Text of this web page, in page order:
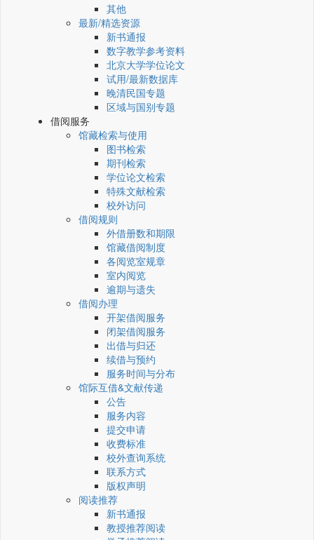
其他
最新/精选资源
新书通报
数字教学参考资料
北京大学学位论文
试用/最新数据库
晚清民国专题
区域与国别专题
借阅服务
馆藏检索与使用
图书检索
期刊检索
学位论文检索
特殊文献检索
校外访问
借阅规则
外借册数和期限
馆藏借阅制度
各阅览室规章
室内阅览
逾期与遗失
借阅办理
开架借阅服务
闭架借阅服务
出借与归还
续借与预约
服务时间与分布
馆际互借&文献传递
公告
服务内容
提交申请
收费标准
校外查询系统
联系方式
版权声明
阅读推荐
新书通报
教授推荐阅读